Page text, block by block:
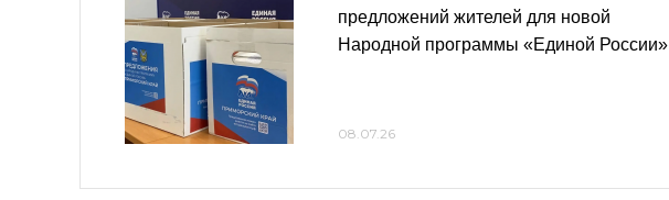
предложений жителей для новой
Народной программы «Единой России»
08.07.26